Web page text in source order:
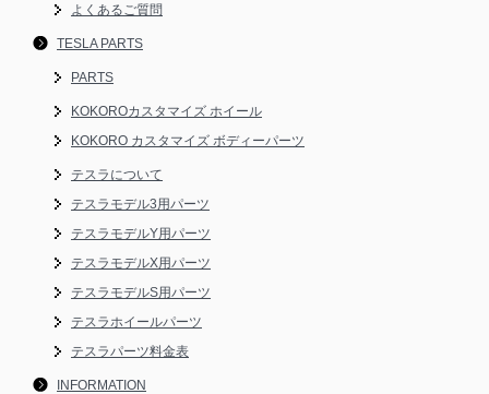
よくあるご質問
TESLA PARTS
PARTS
KOKOROカスタマイズ ホイール
KOKORO カスタマイズ ボディーパーツ
テスラについて
テスラモデル3用パーツ
テスラモデルY用パーツ
テスラモデルX用パーツ
テスラモデルS用パーツ
テスラホイールパーツ
テスラパーツ料金表
INFORMATION